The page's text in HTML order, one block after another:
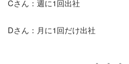
Cさん：週に1回出社
Dさん：月に1回だけ出社